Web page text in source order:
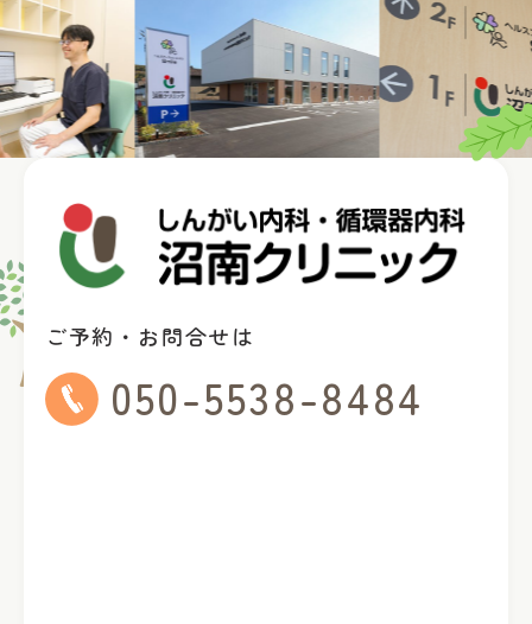
ご予約・お問合せは
050-5538-8484